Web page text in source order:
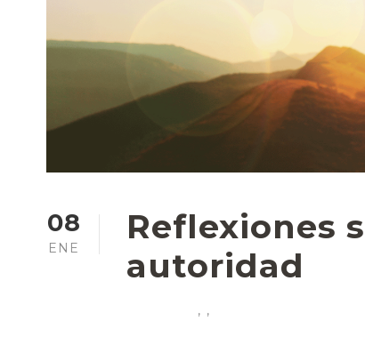
08
ENE
Reflexiones
autoridad
, ,